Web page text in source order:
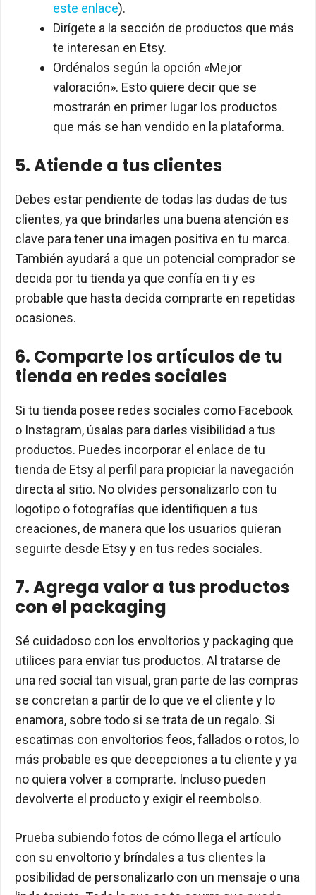
este enlace).
Dirígete a la sección de productos que más
te interesan en Etsy.
Ordénalos según la opción «Mejor
valoración». Esto quiere decir que se
mostrarán en primer lugar los productos
que más se han vendido en la plataforma.
5. Atiende a tus clientes
Debes estar pendiente de todas las dudas de tus
clientes, ya que brindarles una buena atención es
clave para tener una imagen positiva en tu marca.
También ayudará a que un potencial comprador se
decida por tu tienda ya que confía en ti y es
probable que hasta decida comprarte en repetidas
ocasiones.
6. Comparte los artículos de tu
tienda en redes sociales
Si tu tienda posee redes sociales como Facebook
o Instagram, úsalas para darles visibilidad a tus
productos. Puedes incorporar el enlace de tu
tienda de Etsy al perfil para propiciar la navegación
directa al sitio. No olvides personalizarlo con tu
logotipo o fotografías que identifiquen a tus
creaciones, de manera que los usuarios quieran
seguirte desde Etsy y en tus redes sociales.
7. Agrega valor a tus productos
con el packaging
Sé cuidadoso con los envoltorios y packaging que
utilices para enviar tus productos. Al tratarse de
una red social tan visual, gran parte de las compras
se concretan a partir de lo que ve el cliente y lo
enamora, sobre todo si se trata de un regalo. Si
escatimas con envoltorios feos, fallados o rotos, lo
más probable es que decepciones a tu cliente y ya
no quiera volver a comprarte. Incluso pueden
devolverte el producto y exigir el reembolso.
Prueba subiendo fotos de cómo llega el artículo
con su envoltorio y bríndales a tus clientes la
posibilidad de personalizarlo con un mensaje o una